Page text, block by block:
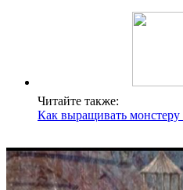
Читайте также:
Как выращивать